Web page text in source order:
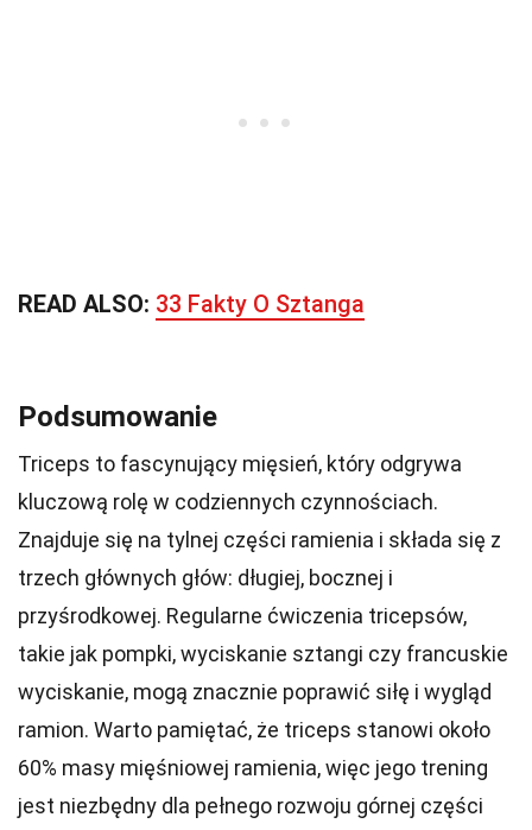
READ ALSO: 33 Fakty O Sztanga
Podsumowanie
Triceps to fascynujący mięsień, który odgrywa
kluczową rolę w codziennych czynnościach.
Znajduje się na tylnej części ramienia i składa się z
trzech głównych głów: długiej, bocznej i
przyśrodkowej. Regularne ćwiczenia tricepsów,
takie jak pompki, wyciskanie sztangi czy francuskie
wyciskanie, mogą znacznie poprawić siłę i wygląd
ramion. Warto pamiętać, że triceps stanowi około
60% masy mięśniowej ramienia, więc jego trening
jest niezbędny dla pełnego rozwoju górnej części